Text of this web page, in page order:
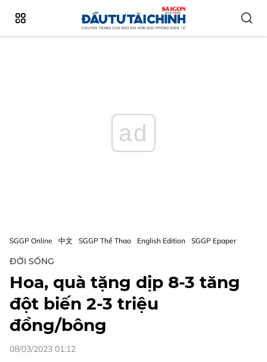
ad
SGGP Online 中文 SGGP Thể Thao English Edition SGGP Epaper
ĐỜI SỐNG
Hoa, quà tặng dịp 8-3 tăng
đột biến 2-3 triệu
đồng/bông
08/03/2023 01:12